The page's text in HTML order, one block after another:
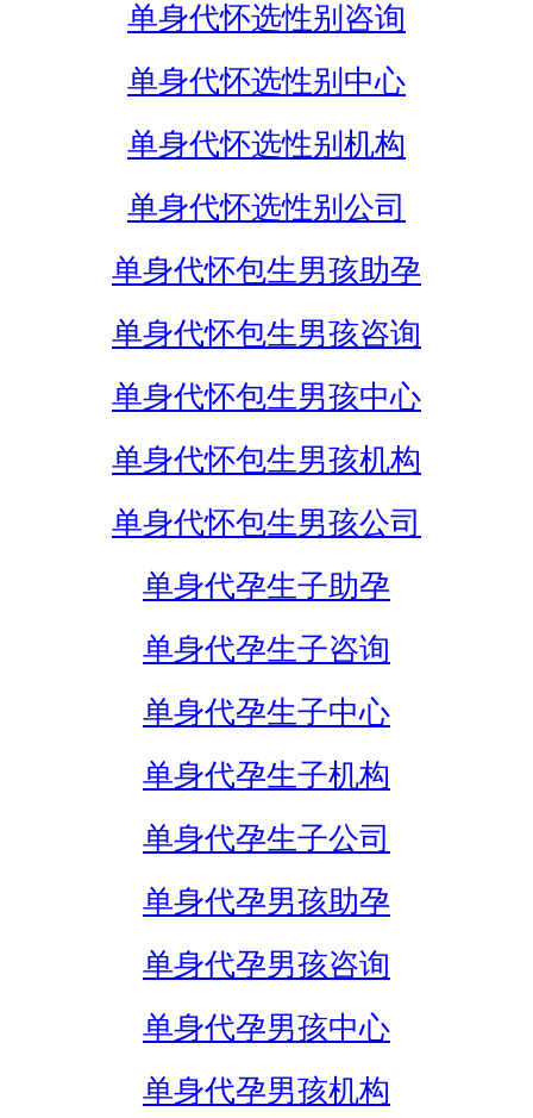
单身代怀选性别咨询
单身代怀选性别中心
单身代怀选性别机构
单身代怀选性别公司
单身代怀包生男孩助孕
单身代怀包生男孩咨询
单身代怀包生男孩中心
单身代怀包生男孩机构
单身代怀包生男孩公司
单身代孕生子助孕
单身代孕生子咨询
单身代孕生子中心
单身代孕生子机构
单身代孕生子公司
单身代孕男孩助孕
单身代孕男孩咨询
单身代孕男孩中心
单身代孕男孩机构